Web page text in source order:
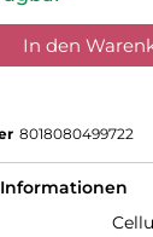
In den
8018080499722